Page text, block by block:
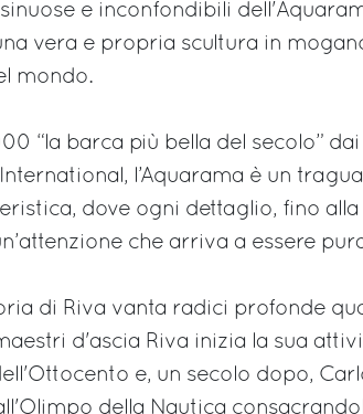
e inconfondibili
vera e propria scultura in
mondo.
“la barca più bella del secolo”
l’Aquarama è un
dove ogni dettaglio, fino
che arriva a essere
di Riva vanta radici profonde
d'ascia Riva inizia la sua
e, un secolo dopo,
della Nautica